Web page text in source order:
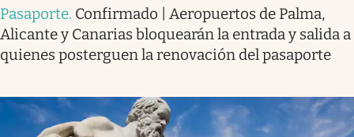
Pasaporte. Confirmado | Aeropuertos de Palma,
Alicante y Canarias bloquearán la entrada y salida a
quienes posterguen la renovación del pasaporte